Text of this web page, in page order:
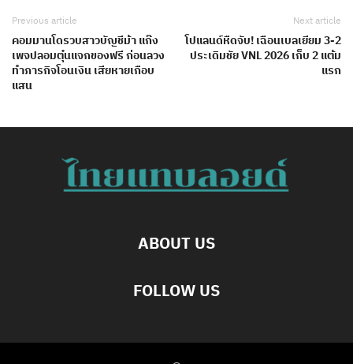
Previous article
คอมมานโดรวบสาวบัญชีม้า แก๊ง
เพจปลอมตุ๋นแจกของฟรี ก่อนลวง
ทำภารกิจโอนเงิน เสียหายเกือบ
แสน
Next article
โปแลนด์หืดจับ! เฉือนเบลเยียม 3-2
ประเดิมชัย VNL 2026 เก็บ 2 แต้ม
แรก
ABOUT US
FOLLOW US